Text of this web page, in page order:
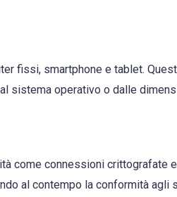
fissi, smartphone e tablet.
sistema operativo o dalle
come connessioni crittografate
al contempo la conformità agli